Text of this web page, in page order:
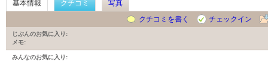
基本情報 クチコミ
写真
クチコミを書く
チェックイン
じぶんのお気に入り:
メモ:
みんなのお気に入り: